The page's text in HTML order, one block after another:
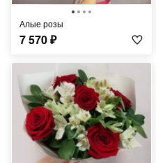
Алые розы
7 570₽